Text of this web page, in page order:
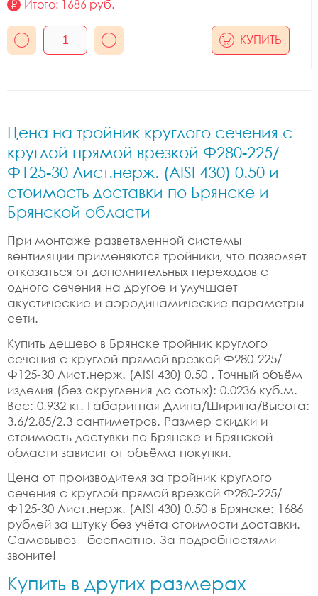
Итого: 1686 руб.
КУПИТЬ
Цена на тройник круглого сечения с
круглой прямой врезкой Ф280-225/
Ф125-30 Лист.нерж. (AISI 430) 0.50 и
стоимость доставки по Брянске и
Брянской области
При монтаже разветвленной системы
вентиляции применяются тройники, что позволяет
отказаться от дополнительных переходов с
одного сечения на другое и улучшает
акустические и аэродинамические параметры
сети.
Купить дешево в Брянске тройник круглого
сечения с круглой прямой врезкой Ф280-225/
Ф125-30 Лист.нерж. (AISI 430) 0.50 . Точный объём
изделия (без округления до сотых): 0.0236 куб.м.
Вес: 0.932 кг. Габаритная Длина/Ширина/Высота:
3.6/2.85/2.3 сантиметров. Размер скидки и
стоимость достувки по Брянске и Брянской
области зависит от объёма покупки.
Цена от производителя за тройник круглого
сечения с круглой прямой врезкой Ф280-225/
Ф125-30 Лист.нерж. (AISI 430) 0.50 в Брянске: 1686
рублей за штуку без учёта стоимости доставки.
Самовывоз - бесплатно. За подробностями
звоните!
Купить в других размерах